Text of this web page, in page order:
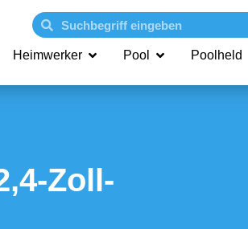
Heimwerker Pool Poolheld
Zoll-